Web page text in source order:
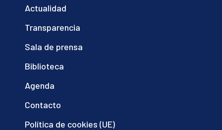
Actualidad
Transparencia
Sala de prensa
Biblioteca
Agenda
Contacto
Política de cookies (UE)